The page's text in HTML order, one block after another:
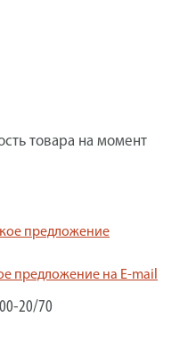
товара на момент
предложение
предложение на E-mail
20/70